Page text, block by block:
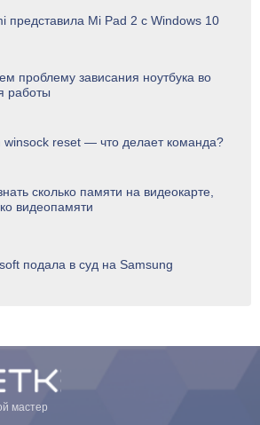
представила Mi Pad 2 с Windows 10
проблему зависания ноутбука во
работы
winsock reset — что делает команда?
сколько памяти на видеокарте,
видеопамяти
подала в суд на Samsung
мастер